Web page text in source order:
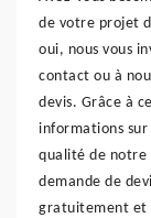
de votre projet
oui, nous vous
contact ou à
devis. Grâce à
informations
qualité de notre
demande de
gratuitement et